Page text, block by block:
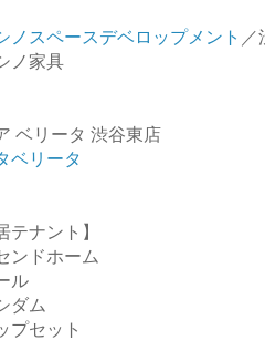
ノスペースデベロップメント
ノ家具
ベリータ 渋谷東店
ベリータ
テナント】
ンドホーム
ル
ダム
プセット